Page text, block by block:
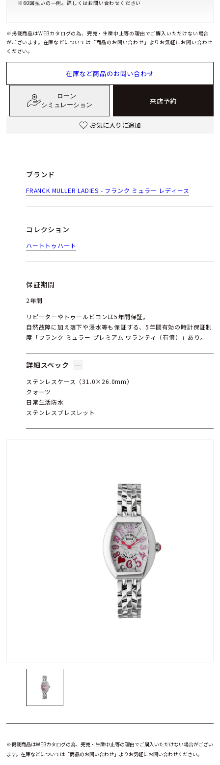
※ 60回払いの一例。詳しくはお問い合わせください
※掲載商品はWEBカタログの為、完売・生産中止等の理由でご購入いただけない場合
がございます。在庫などについては「商品のお問い合わせ」よりお気軽にお問い合わせ
ください。
在庫など商品のお問い合わせ
ローン
シミュレーション
来店予約
お気に入りに追加
ブランド
FRANCK MULLER LADIES - フランク ミュラー レディース
コレクション
ハートトゥハート
保証期間
2年間
リピーターやトゥールビヨンは5年間保証。
自然故障に加え落下や浸水等も保証する、5年間有効の時計保証制
度「フランク ミュラー プレミアム ワランティ（有償）」あり。
詳細スペック
ステンレスケース（31.0×26.0mm）
クォーツ
日常生活防水
ステンレスブレスレット
※掲載商品はWEBカタログの為、完売・生産中止等の理由でご購入いただけない場合がござい
ます。在庫などについては「商品のお問い合わせ」よりお気軽にお問い合わせください。